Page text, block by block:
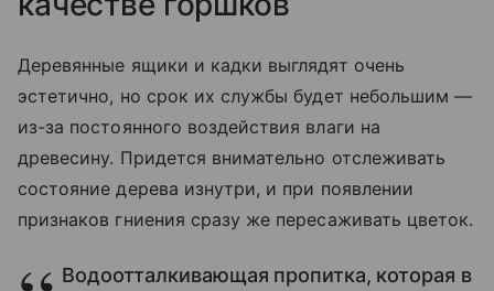
Деревянные ящики и кадки выглядят очень
эстетично, но срок их службы будет небольшим —
из-за постоянного воздействия влаги на
древесину. Придется внимательно отслеживать
состояние дерева изнутри, и при появлении
признаков гниения сразу же пересаживать цветок.
Водоотталкивающая пропитка, которая в